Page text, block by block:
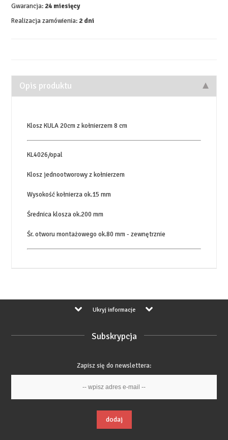
Gwarancja: 24 miesięcy
Realizacja zamówienia: 2 dni
Opis produktu
Klosz KULA 20cm z kołnierzem 8 cm
KL4026/opal
Klosz jednootworowy z kołnierzem
Wysokość kołnierza ok.15 mm
Średnica klosza ok.200 mm
Śr. otworu montażowego ok.80 mm - zewnętrznie
Ukryj informacje
Subskrypcja
Zapisz się do newslettera:
dodaj